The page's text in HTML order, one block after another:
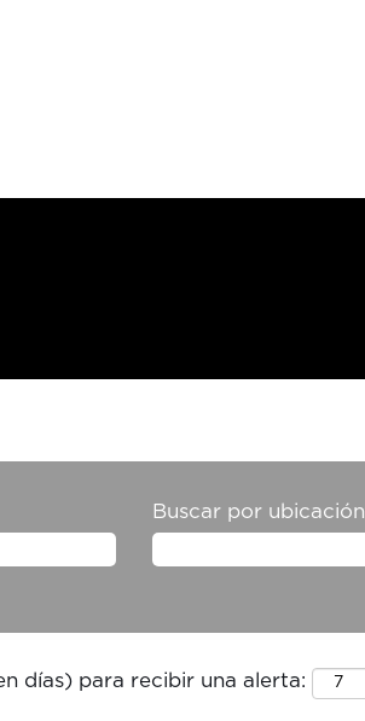
Buscar por ubicación
días) para recibir una alerta: